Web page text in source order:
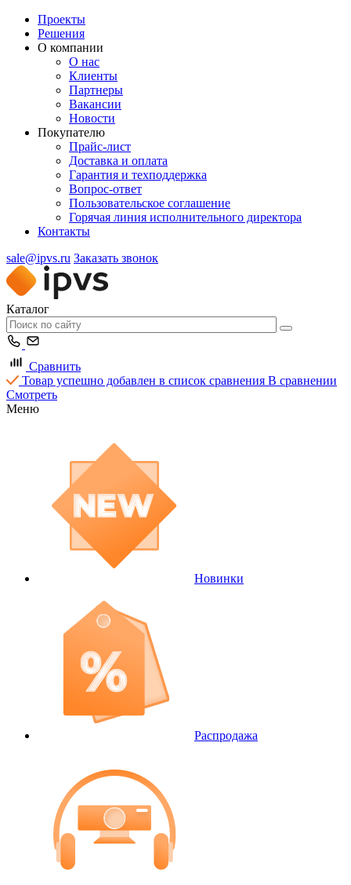
Проекты
Решения
О компании
О нас
Клиенты
Партнеры
Вакансии
Новости
Покупателю
Прайс-лист
Доставка и оплата
Гарантия и техподдержка
Вопрос-ответ
Пользовательское соглашение
Горячая линия исполнительного директора
Контакты
sale@ipvs.ru Заказать звонок
Каталог
Сравнить
Товар успешно добавлен в список сравнения В сравнении
Смотреть
Меню
Новинки
Распродажа